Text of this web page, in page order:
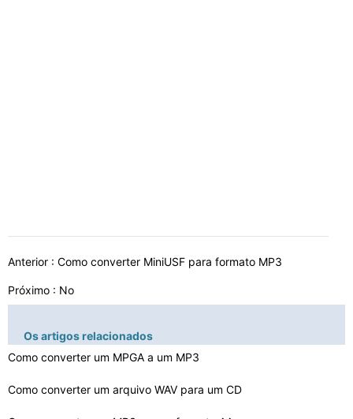
Anterior : Como converter MiniUSF para formato MP3
Próximo : No
Os artigos relacionados
Como converter um MPGA a um MP3
Como converter um arquivo WAV para um CD